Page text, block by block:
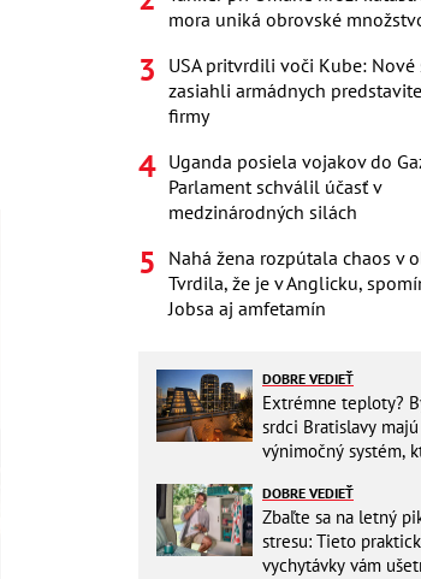
mora uniká obrovské
USA pritvrdili voči Kube: Nové
zasiahli armádnych
firmy
Uganda posiela vojakov do
Parlament schválil účasť v
medzinárodných silách
Nahá žena rozpútala chaos v
Tvrdila, že je v Anglicku,
Jobsa aj amfetamín
DOBRE VEDIEŤ
Extrémne teploty?
srdci Bratislavy majú
výnimočný systém,
DOBRE VEDIEŤ
Zbaľte sa na letný
stresu: Tieto
vychytávky vám